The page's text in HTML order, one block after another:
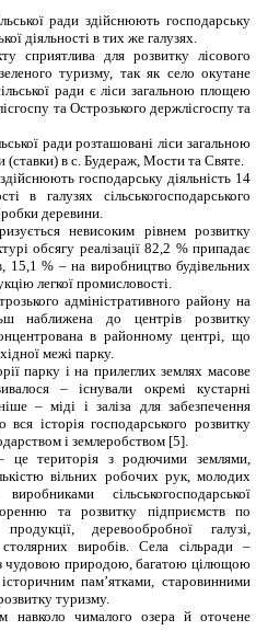
ради здійснюють господарську
діяльності в тих же галузях.
сприятлива для розвитку лісового
туризму, так як село окутане
ради є ліси загальною площею
та Острозького держлісгоспу та
ради розташовані ліси загальною
в с. Будераж, Мости та Святе.
господарську діяльність 14
в галузях сільськогосподарського
деревини.
невисоким рівнем розвитку
обсягу реалізації 82,2 % припадає
15,1 % – на виробництво будівельних
легкої промисловості.
адміністративного району на
наближена до центрів розвитку
в районному центрі, що
межі парку.
парку і на прилеглих землях масове
– існували окремі кустарні
– міді і заліза для забезпечення
історія господарського розвитку
і землеробством [5].
це територія з родючими землями,
вільних робочих рук, молодих
сільськогосподарської
та розвитку підприємств по
продукції, деревообробної галузі,
виробів. Села сільради –
з чудовою природою, багатою цілющою
пам’ятками, старовинними
туризму.
навколо чималого озера й оточене